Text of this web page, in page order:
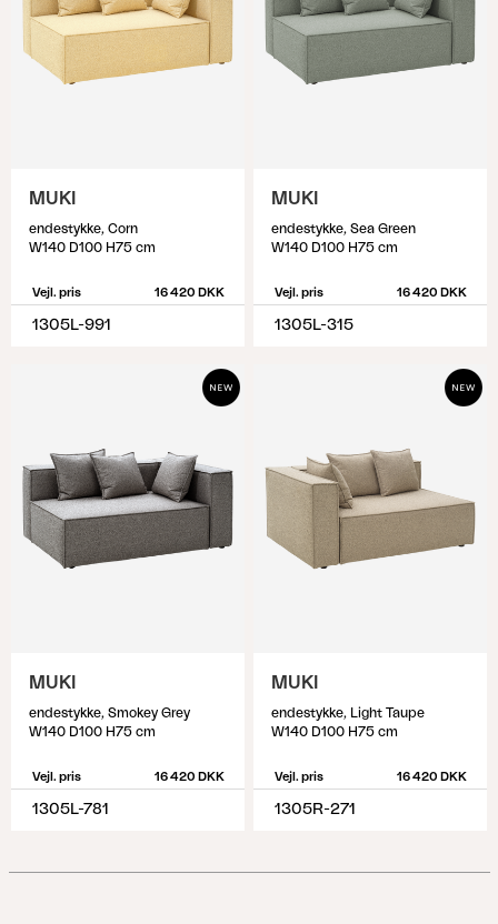
MUKI
endestykke, Corn
W140 D100 H75 cm
Vejl. pris 16 420 DKK
1305L-991
MUKI
endestykke, Sea Green
W140 D100 H75 cm
Vejl. pris 16 420 DKK
1305L-315
MUKI
endestykke, Smokey Grey
W140 D100 H75 cm
Vejl. pris 16 420 DKK
1305L-781
MUKI
endestykke, Light Taupe
W140 D100 H75 cm
Vejl. pris 16 420 DKK
1305R-271